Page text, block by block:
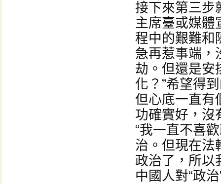
接下來第三步
主席臺或媒體
程中的艱難和
急再惹事端，
劫。但還是安
化？”希望得
但心底一直有
功確實好，沒
“我一直不喜
治。但現在法
政治了，所以
中國人對“政